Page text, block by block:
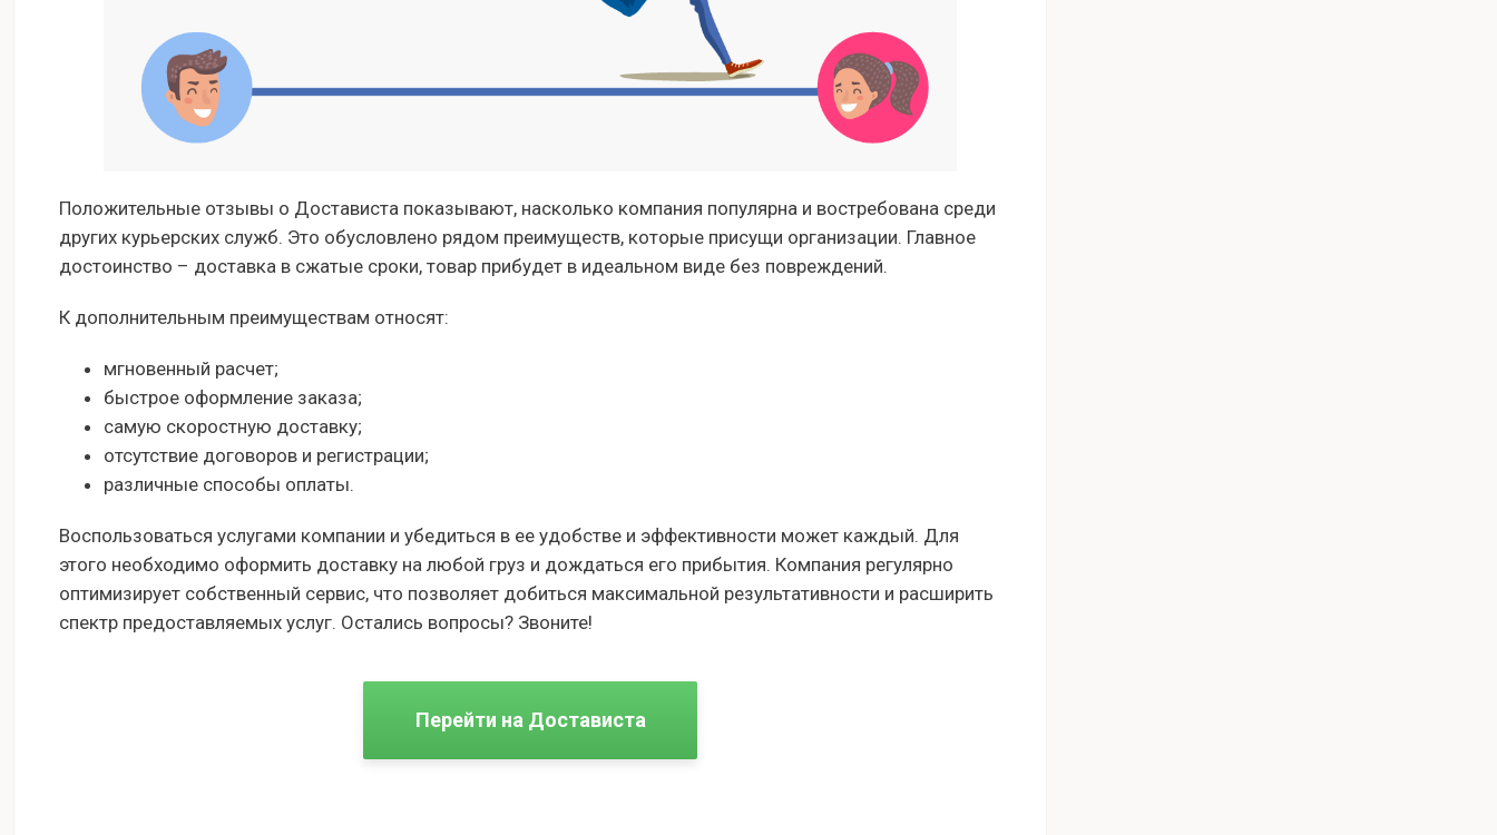
Положительные отзывы о Достависта показывают, насколько компания популярна и востребована среди
других курьерских служб. Это обусловлено рядом преимуществ, которые присущи организации. Главное
достоинство – доставка в сжатые сроки, товар прибудет в идеальном виде без повреждений.
К дополнительным преимуществам относят:
мгновенный расчет;
быстрое оформление заказа;
самую скоростную доставку;
отсутствие договоров и регистрации;
различные способы оплаты.
Воспользоваться услугами компании и убедиться в ее удобстве и эффективности может каждый. Для
этого необходимо оформить доставку на любой груз и дождаться его прибытия. Компания регулярно
оптимизирует собственный сервис, что позволяет добиться максимальной результативности и расширить
спектр предоставляемых услуг. Остались вопросы? Звоните!
Перейти на Достависта